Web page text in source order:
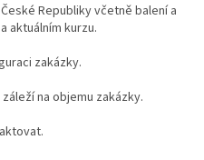
Republiky včetně balení a
aktuálním kurzu.
zakázky.
na objemu zakázky.